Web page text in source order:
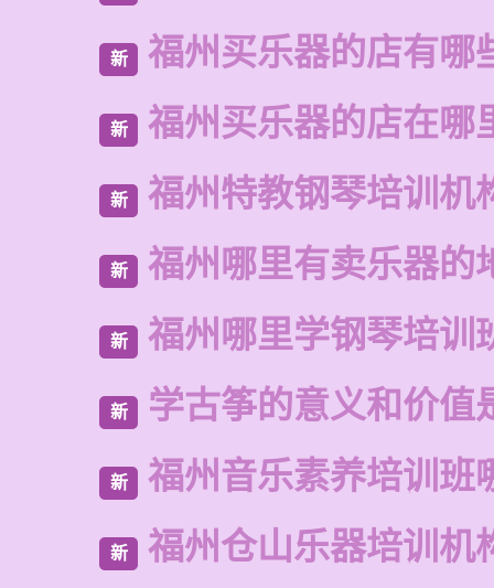
新 福州买乐器的店有哪
新 福州买乐器的店在哪
新 福州特教钢琴培训机
新 福州哪里有卖乐器的
新 福州哪里学钢琴培训
新 学古筝的意义和价值
新 福州音乐素养培训班
新 福州仓山乐器培训机